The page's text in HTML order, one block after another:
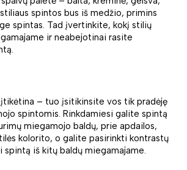
spintos bus iš medžio, primins
spintas. Tad įvertinkite, kokį stilių
ir neabejotinai rasite
– tuo įsitikinsite vos tik pradėję
spintomis. Rinkdamiesi galite spintą
miegamojo baldų, prie apdailos,
kolorito, o galite pasirinkti kontrastų
spintą iš kitų baldų miegamajame.